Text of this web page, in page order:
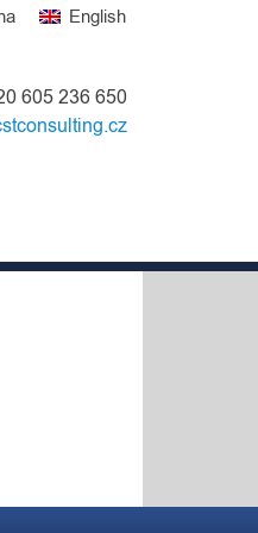
English
605 236 650